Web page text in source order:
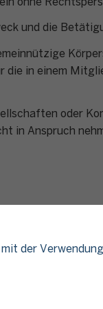
der
ohne
und die
in einem
oder
in Anspruch